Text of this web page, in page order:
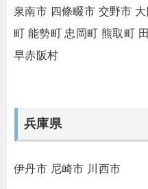
泉南市 四條畷市 交野市
町 能勢町 忠岡町 熊取町
早赤阪村
兵庫県
伊丹市 尼崎市 川西市